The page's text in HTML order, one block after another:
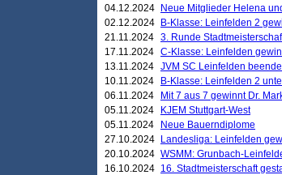
04.12.2024
Neue Mitglieder Helena
02.12.2024
B-Klasse: Leinfelden 2
21.11.2024 3. Runde
17.11.2024 C-Klasse: Leinfelden
13.11.2024 JVM SC Leinfelden
10.11.2024
B-Klasse: Leinfelden 2
06.11.2024
Mit 7 aus 7 gewinnt Dr.
05.11.2024
KJEM Stuttgart-West
05.11.2024
Neue Bauerndiplome
27.10.2024
Landesliga: Leinfelden
20.10.2024 WSMM: Grunbach-
16.10.2024 16. Stadtmeisterschaft